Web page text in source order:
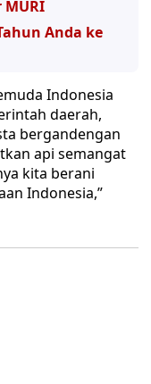
MURI
Anda ke
Indonesia
daerah,
bergandengan
api semangat
kita berani
Indonesia,”